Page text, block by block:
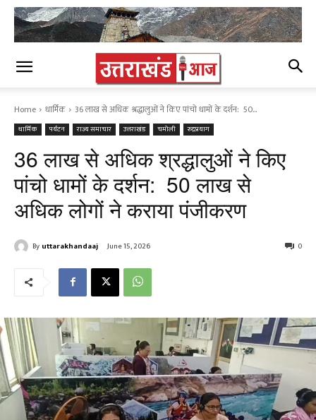
Home धार्मिक 36 लाख से अधिक श्रद्धालुओं ने किए पांचो धामों के दर्शन: 50...
धार्मिक पर्यटन राज्य समाचार उत्तराखंड चमोली रुद्रप्रयाग
36 लाख से अधिक श्रद्धालुओं ने किए
पांचो धामों के दर्शन: 50 लाख से
अधिक लोगों ने कराया पंजीकरण
By uttarakhandaaj June 15, 2026 0